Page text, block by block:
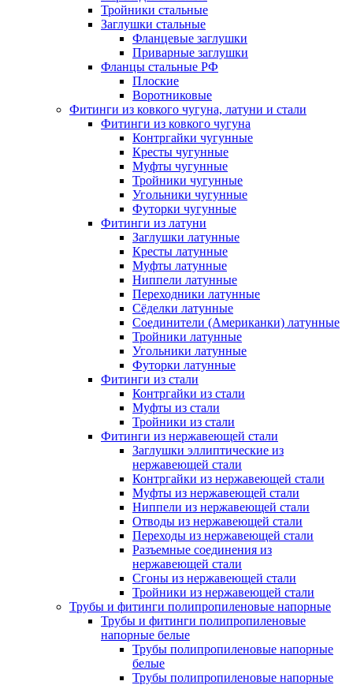
Тройники стальные
Заглушки стальные
Фланцевые заглушки
Приварные заглушки
Фланцы стальные РФ
Плоские
Воротниковые
Фитинги из ковкого чугуна, латуни и стали
Фитинги из ковкого чугуна
Контргайки чугунные
Кресты чугунные
Муфты чугунные
Тройники чугунные
Угольники чугунные
Футорки чугунные
Фитинги из латуни
Заглушки латунные
Кресты латунные
Муфты латунные
Ниппели латунные
Переходники латунные
Сёделки латунные
Соединители (Американки) латунные
Тройники латунные
Угольники латунные
Футорки латунные
Фитинги из стали
Контргайки из стали
Муфты из стали
Тройники из стали
Фитинги из нержавеющей стали
Заглушки эллиптические из
нержавеющей стали
Контргайки из нержавеющей стали
Муфты из нержавеющей стали
Ниппели из нержавеющей стали
Отводы из нержавеющей стали
Переходы из нержавеющей стали
Разъемные соединения из
нержавеющей стали
Сгоны из нержавеющей стали
Тройники из нержавеющей стали
Трубы и фитинги полипропиленовые напорные
Трубы и фитинги полипропиленовые
напорные белые
Трубы полипропиленовые напорные
белые
Трубы полипропиленовые напорные